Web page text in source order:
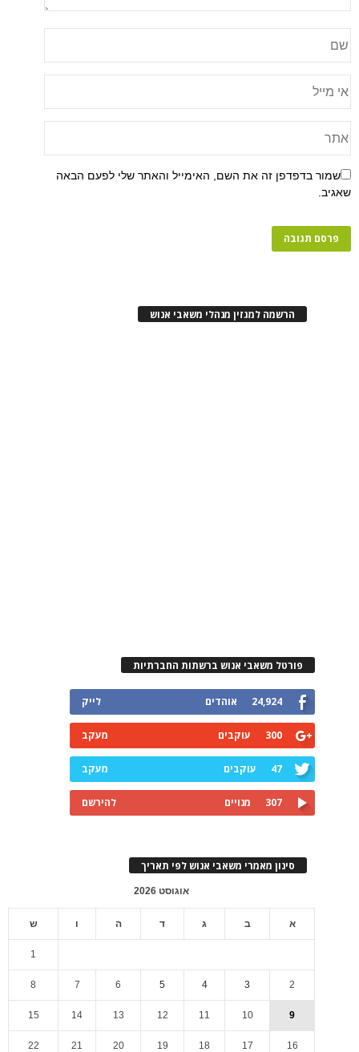
שמור בדפדפן זה את השם, האימייל והאתר שלי לפעם הבאה
שאגיב.
הרשמה למגזין מנהלי משאבי אנוש
פורטל משאבי אנוש ברשתות החברתיות
24,924 אוהדים לייק
300 עוקבים מעקב
47 עוקבים מעקב
307 מנויים להירשם
סינון מאמרי משאבי אנוש לפי תאריך
אוגוסט 2026
א ב ג ד ה ו ש
1
2
3
4
5
6
7
8
9
10
11
12
13
14
15
16
17
18
19
20
21
22